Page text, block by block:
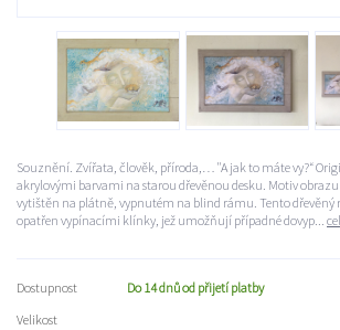
Souznění. Zvířata, člověk, příroda,… "A jak to máte vy?“
akrylovými barvami na starou dřevěnou desku. Motiv
vytištěn na plátně, vypnutém na blind rámu. Tento dřevěný
opatřen vypínacími klínky, jež umožňují případné dovyp...
Dostupnost
Do 14 dnů od přijetí platby
Velikost